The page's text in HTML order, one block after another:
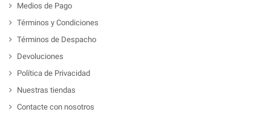
Medios de Pago
Términos y Condiciones
Términos de Despacho
Devoluciones
Política de Privacidad
Nuestras tiendas
Contacte con nosotros